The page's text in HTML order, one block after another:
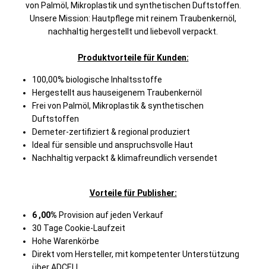
von Palmöl, Mikroplastik und synthetischen Duftstoffen.
Unsere Mission: Hautpflege mit reinem Traubenkernöl,
nachhaltig hergestellt und liebevoll verpackt.
Produktvorteile für Kunden:
100,00% biologische Inhaltsstoffe
Hergestellt aus hauseigenem Traubenkernöl
Frei von Palmöl, Mikroplastik & synthetischen
Duftstoffen
Demeter-zertifiziert & regional produziert
Ideal für sensible und anspruchsvolle Haut
Nachhaltig verpackt & klimafreundlich versendet
Vorteile für Publisher:
6 ,00% Provision auf jeden Verkauf
30 Tage Cookie‑Laufzeit
Hohe Warenkörbe
Direkt vom Hersteller, mit kompetenter Unterstützung